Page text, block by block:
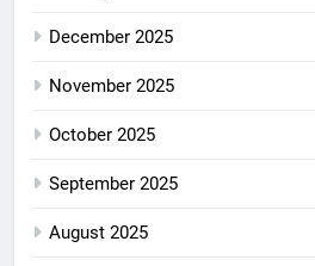
December 2025
November 2025
October 2025
September 2025
August 2025